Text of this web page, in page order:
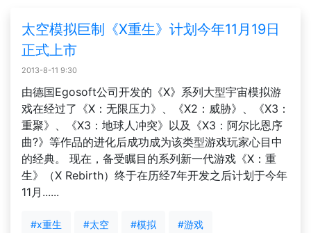
太空模拟巨制《X重生》计划今年11月19日
正式上市
2013-8-11 9:30
由德国Egosoft公司开发的《X》系列大型宇宙模拟游
戏在经过了《X：无限压力》、《X2：威胁》、《X3：
重聚》、《X3：地球人冲突》以及《X3：阿尔比恩序
曲?》等作品的进化后成功成为该类型游戏玩家心目中
的经典。 现在，备受瞩目的系列新一代游戏《X：重
生》（X Rebirth）终于在历经7年开发之后计划于今年
11月......
#x重生 #太空 #模拟 #游戏